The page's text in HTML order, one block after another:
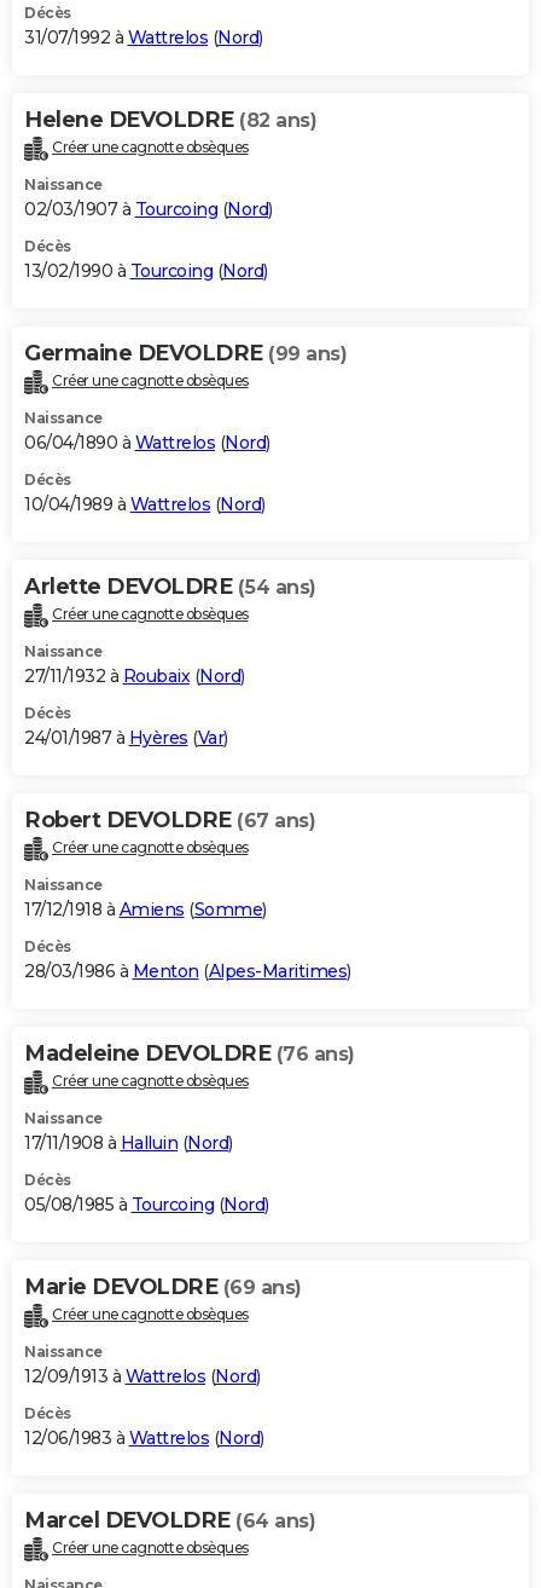
Décès
31/07/1992 à Wattrelos (Nord)
Helene DEVOLDRE (82 ans)
Créer une cagnotte obsèques
Naissance
02/03/1907 à Tourcoing (Nord)
Décès
13/02/1990 à Tourcoing (Nord)
Germaine DEVOLDRE (99 ans)
Créer une cagnotte obsèques
Naissance
06/04/1890 à Wattrelos (Nord)
Décès
10/04/1989 à Wattrelos (Nord)
Arlette DEVOLDRE (54 ans)
Créer une cagnotte obsèques
Naissance
27/11/1932 à Roubaix(Nord)
Décès
24/01/1987 à Hyères (Var)
Robert DEVOLDRE (67 ans)
Créer une cagnotte obsèques
Naissance
17/12/1918 à Amiens (Somme)
Décès
28/03/1986 à Menton (Alpes-Maritimes)
Madeleine DEVOLDRE (76 ans)
Créer une cagnotte obsèques
Naissance
17/11/1908 à Halluin (Nord)
Décès
05/08/1985 à Tourcoing (Nord)
Marie DEVOLDRE (69 ans)
Créer une cagnotte obsèques
Naissance
12/09/1913 à Wattrelos (Nord)
Décès
12/06/1983 à Wattrelos (Nord)
Marcel DEVOLDRE (64 ans)
Créer une cagnotte obsèques